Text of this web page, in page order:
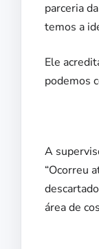
parceria
temos a
Ele
podemos
A
“Ocorreu
área de